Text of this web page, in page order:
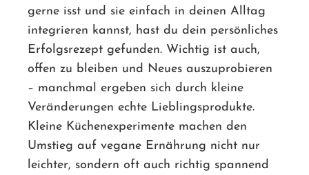
gerne isst und sie einfach in deinen Alltag
integrieren kannst, hast du dein persönliches
Erfolgsrezept gefunden. Wichtig ist auch,
offen zu bleiben und Neues auszuprobieren
– manchmal ergeben sich durch kleine
Veränderungen echte Lieblingsprodukte.
Kleine Küchenexperimente machen den
Umstieg auf vegane Ernährung nicht nur
leichter, sondern oft auch richtig spannend